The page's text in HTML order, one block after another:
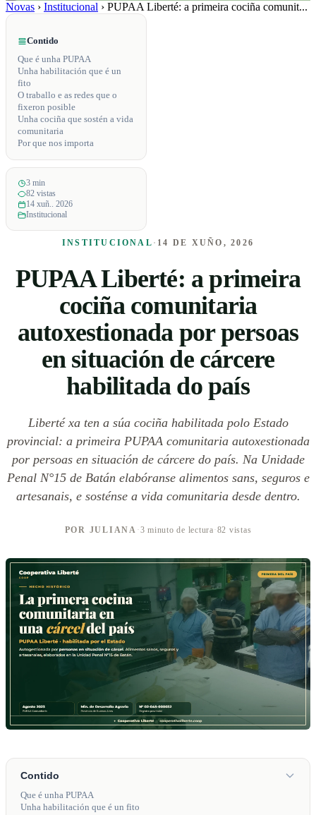
Novas › Institucional › PUPAA Liberté: a primeira cociña comunit...
Contido
Que é unha PUPAA
Unha habilitación que é un
fito
O traballo e as redes que o
fixeron posible
Unha cociña que sostén a vida
comunitaria
Por que nos importa
3 min
82 vistas
14 xuñ.. 2026
Institucional
INSTITUCIONAL · 14 DE XUÑO, 2026
PUPAA Liberté: a primeira
cociña comunitaria
autoxestionada por persoas
en situación de cárcere
habilitada do país
Liberté xa ten a súa cociña habilitada polo Estado
provincial: a primeira PUPAA comunitaria autoxestionada
por persoas en situación de cárcere do país. Na Unidade
Penal N°15 de Batán elabóranse alimentos sans, seguros e
artesanais, e sosténse a vida comunitaria desde dentro.
POR JULIANA ·3 minuto de lectura·82 vistas
Contido
Que é unha PUPAA
Unha habilitación que é un fito